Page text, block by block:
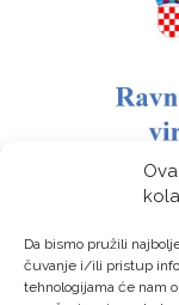
Da bismo pružili
čuvanje i/ili pristup
tehnologijama će nam